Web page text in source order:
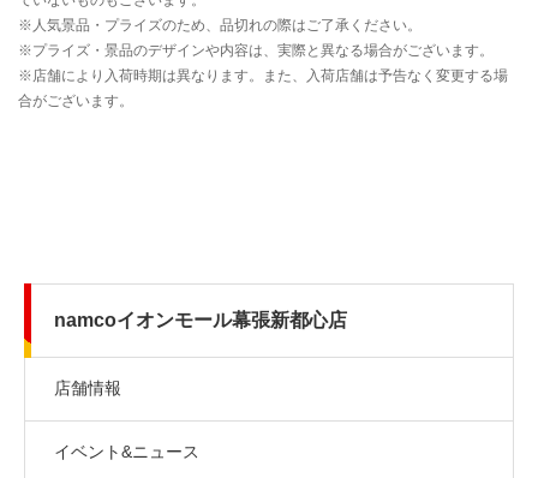
namcoイオンモール幕張新都心店
店舗情報
イベント&ニュース